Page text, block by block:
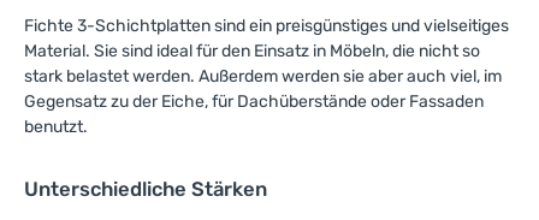
die sowohl funktional als
auch ästhetisch
überzeugen.Nutzen Sie die
Chance, Ihre Ideen in die
Tat umzusetzen!
Kontaktieren Sie uns für
um Ihre Bestellung
aufzugeben. Wir freuen uns
Fichte 3-Schichtplatten sind ein preisgünstiges und vielseitiges
Material. Sie sind ideal für den Einsatz in Möbeln, die nicht so
stark belastet werden. Außerdem werden sie aber auch viel, im
Gegensatz zu der Eiche, für Dachüberstände oder Fassaden
benutzt.
Unterschiedliche Stärken